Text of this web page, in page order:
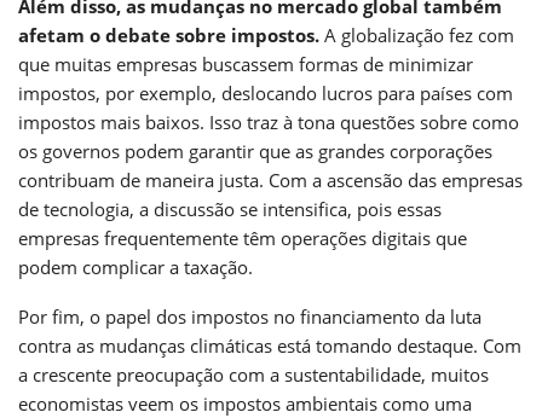
Além disso, as mudanças no mercado global também
afetam o debate sobre impostos. A globalização fez com
que muitas empresas buscassem formas de minimizar
impostos, por exemplo, deslocando lucros para países com
impostos mais baixos. Isso traz à tona questões sobre como
os governos podem garantir que as grandes corporações
contribuam de maneira justa. Com a ascensão das empresas
de tecnologia, a discussão se intensifica, pois essas
empresas frequentemente têm operações digitais que
podem complicar a taxação.
Por fim, o papel dos impostos no financiamento da luta
contra as mudanças climáticas está tomando destaque. Com
a crescente preocupação com a sustentabilidade, muitos
economistas veem os impostos ambientais como uma